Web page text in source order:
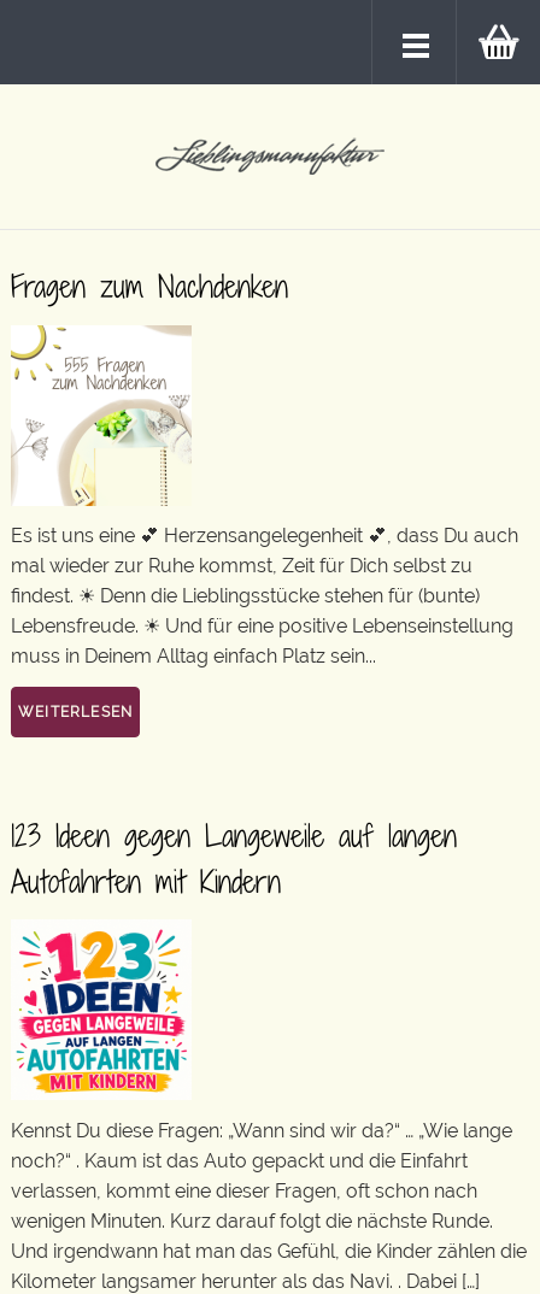
Fragen zum Nachdenken
Es ist uns eine 💕 Herzensangelegenheit 💕, dass Du auch
mal wieder zur Ruhe kommst, Zeit für Dich selbst zu
findest. ☀ Denn die Lieblingsstücke stehen für (bunte)
Lebensfreude. ☀ Und für eine positive Lebenseinstellung
muss in Deinem Alltag einfach Platz sein...
WEITERLESEN
123 Ideen gegen Langeweile auf langen
Autofahrten mit Kindern
Kennst Du diese Fragen: „Wann sind wir da?“ … „Wie lange
noch?“ . Kaum ist das Auto gepackt und die Einfahrt
verlassen, kommt eine dieser Fragen, oft schon nach
wenigen Minuten. Kurz darauf folgt die nächste Runde.
Und irgendwann hat man das Gefühl, die Kinder zählen die
Kilometer langsamer herunter als das Navi. . Dabei […]